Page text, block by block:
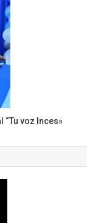
voz Inces»